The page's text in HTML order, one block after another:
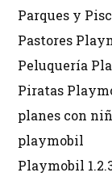
Parques y
Pastores
Peluquería
Piratas
planes con
playmobil
Playmobil